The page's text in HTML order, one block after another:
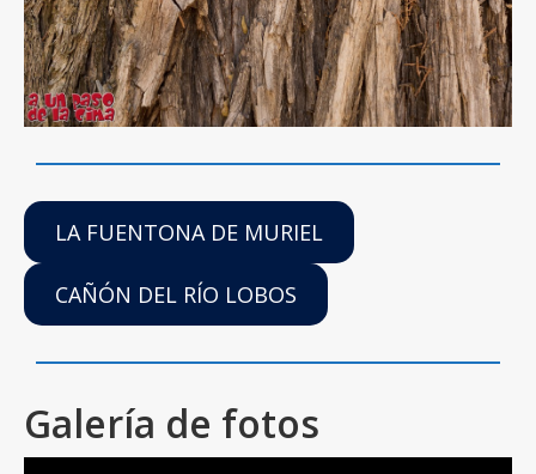
LA FUENTONA DE MURIEL
CAÑÓN DEL RÍO LOBOS
Galería de fotos